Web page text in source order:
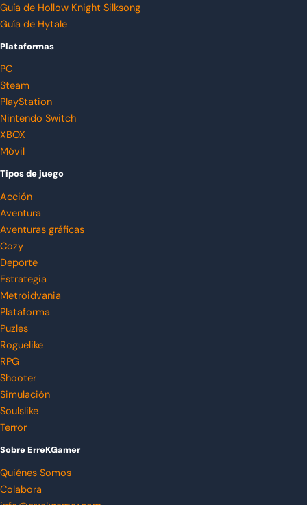
Guía de Hollow Knight Silksong
Guía de Hytale
Plataformas
PC
Steam
PlayStation
Nintendo Switch
XBOX
Móvil
Tipos de juego
Acción
Aventura
Aventuras gráficas
Cozy
Deporte
Estrategia
Metroidvania
Plataforma
Puzles
Roguelike
RPG
Shooter
Simulación
Soulslike
Terror
Sobre ErreKGamer
Quiénes Somos
Colabora